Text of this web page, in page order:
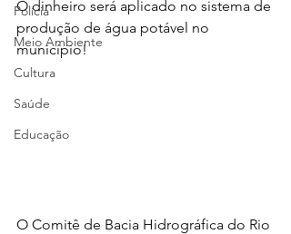
Polícia
Meio Ambiente
Cultura
Saúde
Educação
O dinheiro será aplicado no sistema de
produção de água potável no
município!
O Comitê de Bacia Hidrográfica do Rio